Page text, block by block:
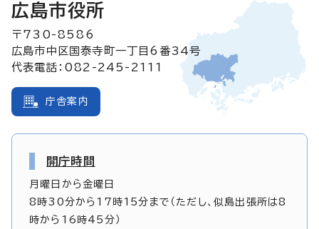
広島市役所
〒730-8586
広島市中区国泰寺町一丁目6番34号
代表電話：082-245-2111
庁舎案内
開庁時間
月曜日から金曜日
8時30分から17時15分まで（ただし、似島出張所は8
時から16時45分）